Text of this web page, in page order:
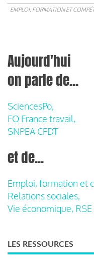
EMPLOI, FORMATION ET
Aujourd'hui
on parle de...
SciencesPo,
FO France travail,
SNPEA CFDT
et de...
Emploi, formation et
Relations sociales,
Vie économique,
LES RESSOURCES